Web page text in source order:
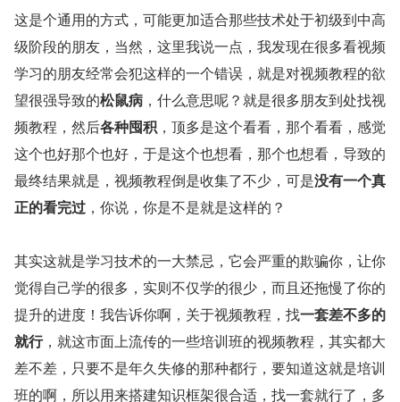
这是个通用的方式，可能更加适合那些技术处于初级到中高
级阶段的朋友，当然，这里我说一点，我发现在很多看视频
学习的朋友经常会犯这样的一个错误，就是对视频教程的欲
望很强导致的松鼠病 ，什么意思呢？就是很多朋友到处找视
频教程，然后各种囤积 ，顶多是这个看看，那个看看，感觉
这个也好那个也好，于是这个也想看，那个也想看，导致的
最终结果就是，视频教程倒是收集了不少，可是没有一个真
正的看完过 ，你说，你是不是就是这样的？
其实这就是学习技术的一大禁忌，它会严重的欺骗你，让你
觉得自己学的很多，实则不仅学的很少，而且还拖慢了你的
提升的进度！我告诉你啊，关于视频教程，找一套差不多的
就行，就这市面上流传的一些培训班的视频教程，其实都大
差不差，只要不是年久失修的那种都行，要知道这就是培训
班的啊，所以用来搭建知识框架很合适，找一套就行了，多